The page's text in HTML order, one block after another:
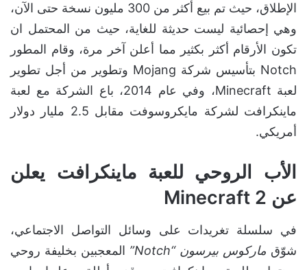
الإطلاق، حيث تم بيع أكثر من 300 مليون نسخة حتى الآن،
وهي إحصائية ليست حديثة للغاية، حيث من المحتمل ان
تكون الأرقام أكثر بكثير مما أعلن آخر مرة، وقام المطور
Notch بتأسيس شركة Mojang وتطوير من أجل تطوير
لعبة Minecraft، وفي عام 2014، باع الشركة مع لعبة
ماينكرافت لشركة مايكروسوفت مقابل 2.5 مليار دولار
أمريكي.
الأب الروحي للعبة ماينكرافت يعلن
عن Minecraft 2
في سلسلة تغريدات على وسائل التواصل الاجتماعي،
شوّق ماركوس بيرسون “Notch”
المعجبين بخليفة روحي